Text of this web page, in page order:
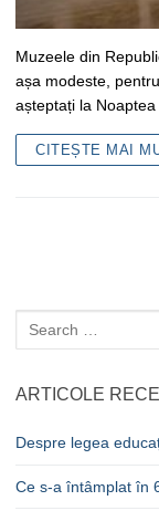
Muzeele din
așa modeste,
așteptați la
CITEȘTE MAI
Caută
după:
ARTICOLE
Despre legea
Ce s-a întâmplat în